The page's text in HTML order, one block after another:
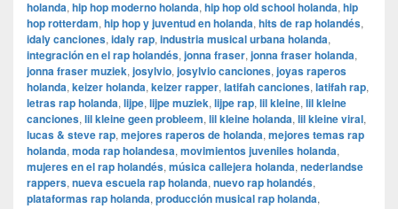
holanda, hip hop moderno holanda, hip hop old school holanda, hip
hop rotterdam, hip hop y juventud en holanda, hits de rap holandés,
idaly canciones, idaly rap, industria musical urbana holanda,
integración en el rap holandés, jonna fraser, jonna fraser holanda,
jonna fraser muziek, josylvio, josylvio canciones, joyas raperos
holanda, keizer holanda, keizer rapper, latifah canciones, latifah rap,
letras rap holanda, lijpe, lijpe muziek, lijpe rap, lil kleine, lil kleine
canciones, lil kleine geen probleem, lil kleine holanda, lil kleine viral,
lucas & steve rap, mejores raperos de holanda, mejores temas rap
holanda, moda rap holandesa, movimientos juveniles holanda,
mujeres en el rap holandés, música callejera holanda, nederlandse
rappers, nueva escuela rap holanda, nuevo rap holandés,
plataformas rap holanda, producción musical rap holanda,